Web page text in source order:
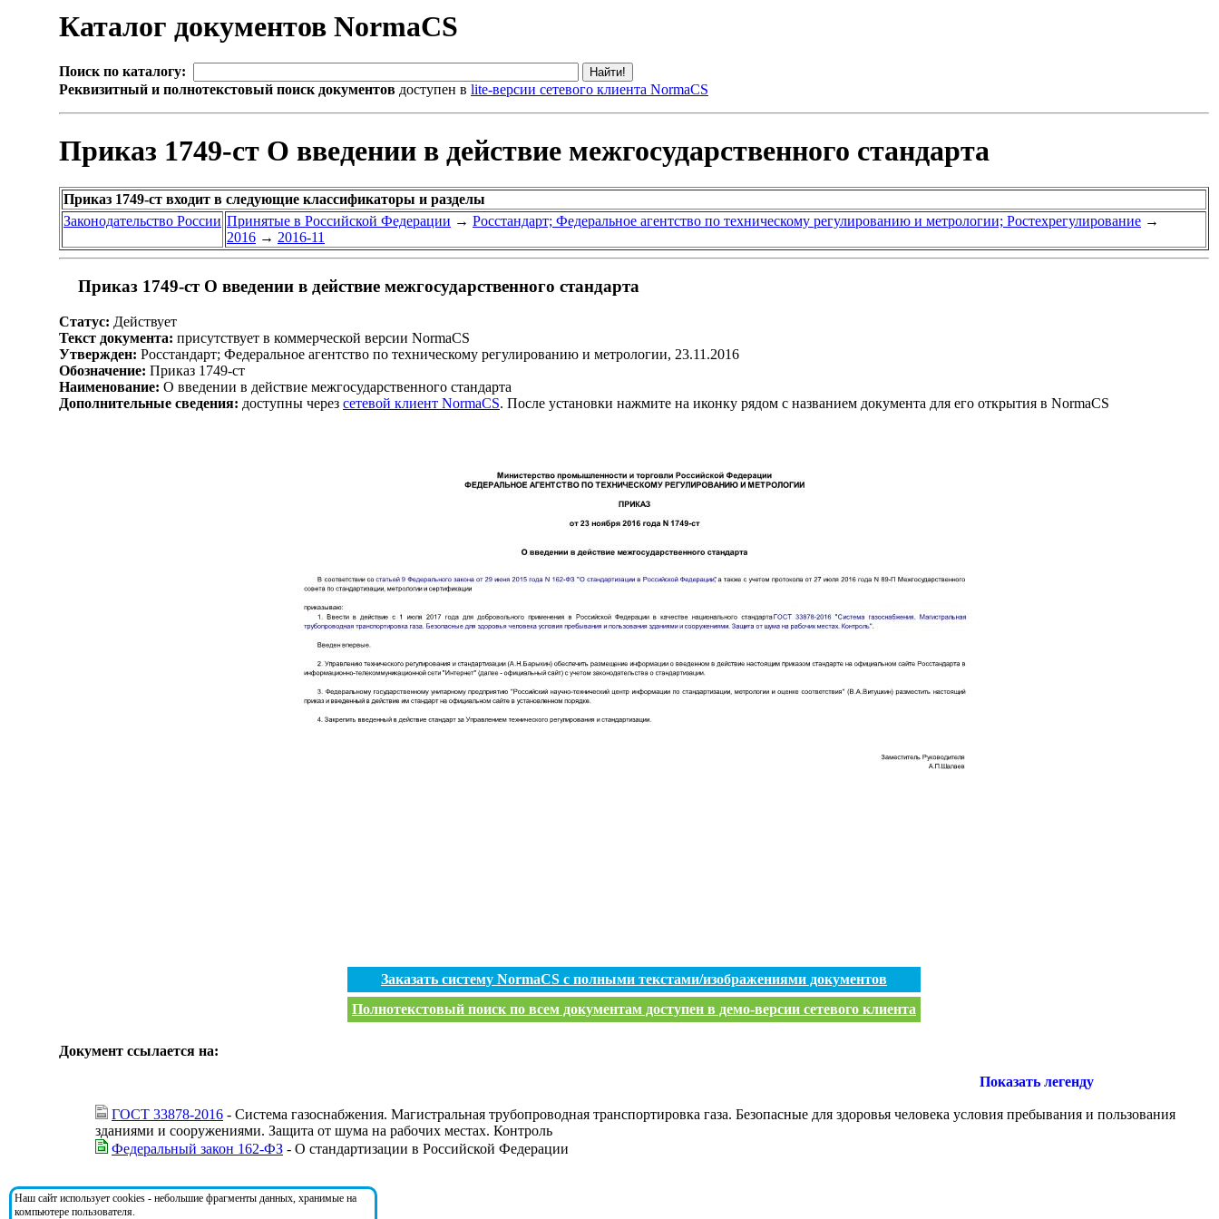
Каталог документов NormaCS
Поиск по каталогу:
Реквизитный и полнотекстовый поиск документов доступен в lite-версии сетевого клиента NormaCS
Приказ 1749-ст О введении в действие межгосударственного стандарта
Приказ 1749-ст входит в следующие классификаторы и разделы
Законодательство России Принятые в Российской Федерации → Росстандарт; Федеральное агентство по техническому регулированию и метрологии; Ростехрегулирование →
2016 → 2016-11
Приказ 1749-ст О введении в действие межгосударственного стандарта
Статус: Действует
Текст документа: присутствует в коммерческой версии NormaCS
Утвержден: Росстандарт; Федеральное агентство по техническому регулированию и метрологии, 23.11.2016
Обозначение: Приказ 1749-ст
Наименование: О введении в действие межгосударственного стандарта
Дополнительные сведения: доступны через сетевой клиент NormaCS. После установки нажмите на иконку рядом с названием документа для его открытия в NormaCS
Заказать систему NormaCS с полными текстами/изображениями документов
Полнотекстовый поиск по всем документам доступен в демо-версии сетевого клиента
Документ ссылается на:
Показать легенду
ГОСТ 33878-2016 - Система газоснабжения. Магистральная трубопроводная транспортировка газа. Безопасные для здоровья человека условия пребывания и пользования
зданиями и сооружениями. Защита от шума на рабочих местах. Контроль
Федеральный закон 162-ФЗ - О стандартизации в Российской Федерации
На документ ссылаются:
Наш сайт использует cookies - небольшие фрагменты данных, хранимые на
компьютере пользователя.